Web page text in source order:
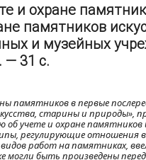
и охране
памятников
и музейных
— 31 с.
памятников в первые
старины и природы»,
учете и охране
регулирующие отношения
работ на памятниках,
быть произведены